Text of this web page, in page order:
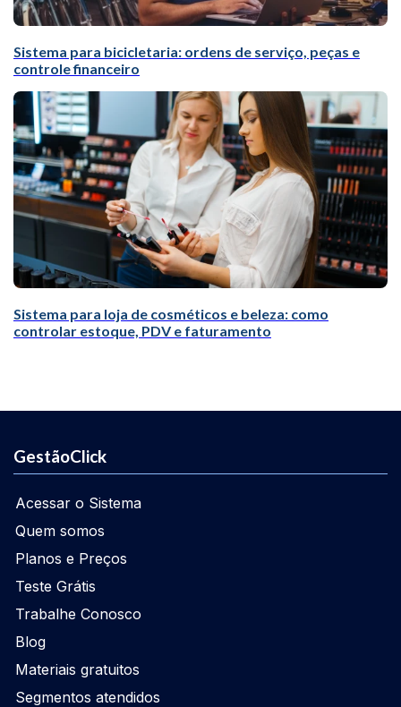
Sistema para bicicletaria: ordens de serviço, peças e
controle financeiro
Sistema para loja de cosméticos e beleza: como
controlar estoque, PDV e faturamento
GestãoClick
Acessar o Sistema
Quem somos
Planos e Preços
Teste Grátis
Trabalhe Conosco
Blog
Materiais gratuitos
Segmentos atendidos